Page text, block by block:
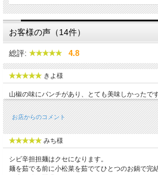
お客様の声（14件）
総評: 4.8
きよ様
山椒の味にパンチがあり、とても美味しかったです
お店からのコメント
みち様
シビ辛担担麺はクセになります。
麺を茹でる前に小松菜を茹でてひとつのお鍋で完結